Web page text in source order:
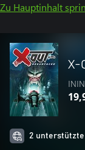
Zu Hauptinhalt
X-
2 unterstützte